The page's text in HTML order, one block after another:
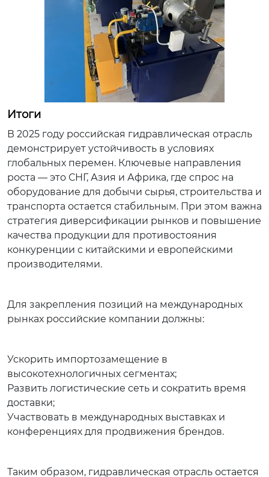
Итоги
В 2025 году российская гидравлическая отрасль
демонстрирует устойчивость в условиях
глобальных перемен. Ключевые направления
роста — это СНГ, Азия и Африка, где спрос на
оборудование для добычи сырья, строительства и
транспорта остается стабильным. При этом важна
стратегия диверсификации рынков и повышение
качества продукции для противостояния
конкуренции с китайскими и европейскими
производителями.
Для закрепления позиций на международных
рынках российские компании должны:
Ускорить импортозамещение в
высокотехнологичных сегментах;
Развить логистические сеть и сократить время
доставки;
Участвовать в международных выставках и
конференциях для продвижения брендов.
Таким образом, гидравлическая отрасль остается